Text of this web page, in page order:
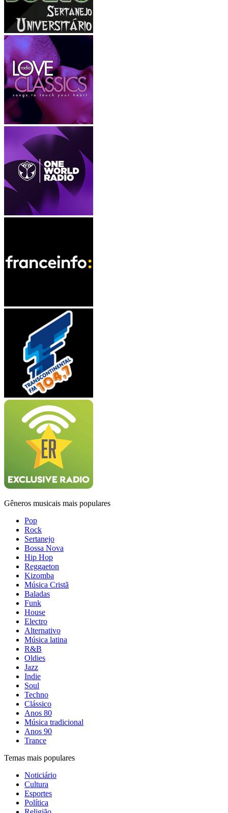
Gêneros musicais mais populares
Pop
Rock
Sertanejo
Bossa Nova
Hip Hop
Reggaeton
Kizomba
Música Cristã
Baladas
Funk
House
Electro
Alternativo
Música latina
R&B
Oldies
Jazz
Indie
Soul
Techno
Clássico
Anos 80
Música tradicional
Anos 90
Trance
Temas mais populares
Noticiário
Cultura
Esportes
Política